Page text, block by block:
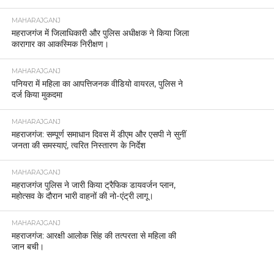
MAHARAJGANJ
महराजगंज में जिलाधिकारी और पुलिस अधीक्षक ने किया जिला
कारागार का आकस्मिक निरीक्षण।
MAHARAJGANJ
पनियरा में महिला का आपत्तिजनक वीडियो वायरल, पुलिस ने
दर्ज किया मुकदमा
MAHARAJGANJ
महराजगंज: सम्पूर्ण समाधान दिवस में डीएम और एसपी ने सुनीं
जनता की समस्याएं, त्वरित निस्तारण के निर्देश
MAHARAJGANJ
महराजगंज पुलिस ने जारी किया ट्रैफिक डायवर्जन प्लान,
महोत्सव के दौरान भारी वाहनों की नो-एंट्री लागू।
MAHARAJGANJ
महराजगंज: आरक्षी आलोक सिंह की तत्परता से महिला की
जान बची।